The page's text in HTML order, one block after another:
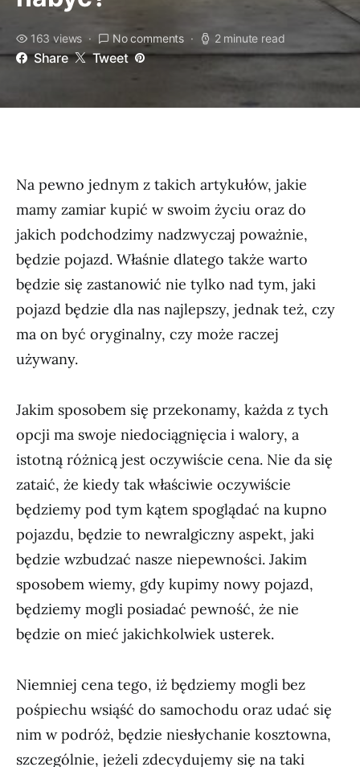
163 views No comments 2 minute read
Share Tweet
Na pewno jednym z takich artykułów, jakie
mamy zamiar kupić w swoim życiu oraz do
jakich podchodzimy nadzwyczaj poważnie,
będzie pojazd. Właśnie dlatego także warto
będzie się zastanowić nie tylko nad tym, jaki
pojazd będzie dla nas najlepszy, jednak też, czy
ma on być oryginalny, czy może raczej
używany.
Jakim sposobem się przekonamy, każda z tych
opcji ma swoje niedociągnięcia i walory, a
istotną różnicą jest oczywiście cena. Nie da się
zataić, że kiedy tak właściwie oczywiście
będziemy pod tym kątem spoglądać na kupno
pojazdu, będzie to newralgiczny aspekt, jaki
będzie wzbudzać nasze niepewności. Jakim
sposobem wiemy, gdy kupimy nowy pojazd,
będziemy mogli posiadać pewność, że nie
będzie on mieć jakichkolwiek usterek.
Niemniej cena tego, iż będziemy mogli bez
pośpiechu wsiąść do samochodu oraz udać się
nim w podróż, będzie niesłychanie kosztowna,
szczególnie, jeżeli zdecydujemy się na taki